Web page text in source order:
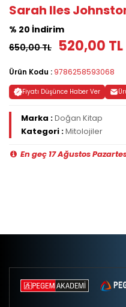
Sarah Iles
% 20 İndirim
650,00 TL
520,00 TL
Ürün Kodu : 9786258593068
Fiyatı Düşünce Haber Ver
Marka :Doğan Kitap
Kategori :Mitolojiler
En geç 17 Ağustos